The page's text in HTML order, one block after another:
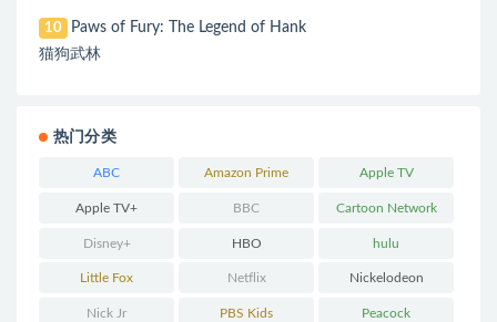
10
Paws of Fury: The Legend of Hank
猫狗武林
热门分类
ABC Amazon Prime Apple TV
Apple TV+ BBC Cartoon Network
Disney+ HBO hulu
Little Fox Netflix Nickelodeon
Nick Jr PBS Kids Peacock